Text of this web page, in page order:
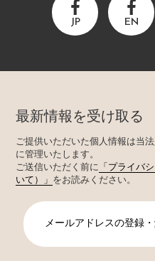
JP EN
最新情報を受け取る
ご提供いただいた個人情報は当
に管理いたします。
ご送信いただく前に
「プライバ
いて）」 をお読みください。
メールアドレスの登録